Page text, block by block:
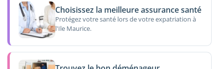
Choisissez la meilleure assurance santé
Protégez votre santé lors de votre expatriation à
l'Ile Maurice.